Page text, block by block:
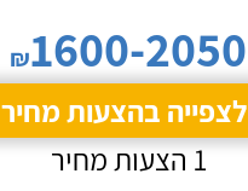
₪1600-2050
לצפייה בהצעות מחיר
1 הצעות מחיר